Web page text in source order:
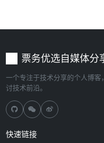
票务优选自媒体分
一个专注于技术分享的个人博
讨技术前沿。
快速链接